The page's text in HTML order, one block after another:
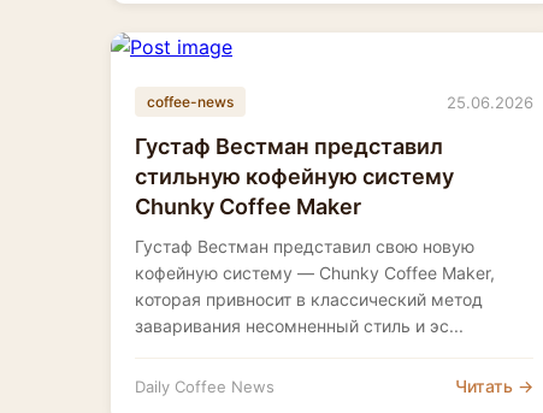
coffee-news 25.06.2026
Густаф Вестман представил
стильную кофейную систему
Chunky Coffee Maker
Густаф Вестман представил свою новую
кофейную систему — Chunky Coffee Maker,
которая привносит в классический метод
заваривания несомненный стиль и эс...
Daily Coffee News Читать →